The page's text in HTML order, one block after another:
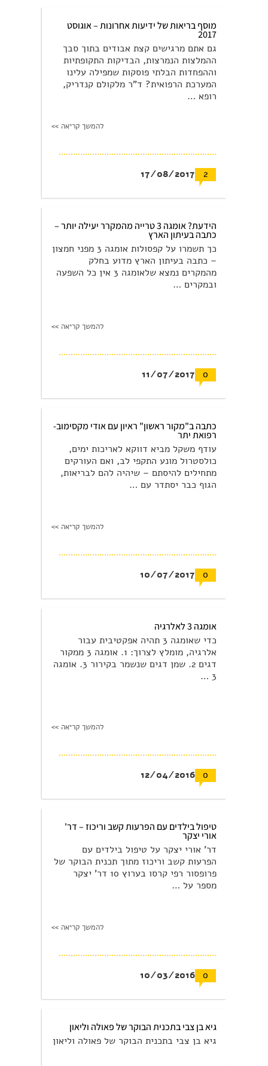
מוסף בריאות של ידיעות אחרונות – אוגוסט
2017
גם אתם מרגישים קצת אבודים בתוך סבך
ההמלצות הנמרצות, הבדיקות התקופתיות
וההפחדות הבלתי פוסקות שמפילה עלינו
המערכת הרפואית? ד"ר מלקולם קנדריק,
רופא …
להמשך קריאה >>
2
17/08/2017
הידעת? אומגה 3 טרייה מהמקרר יעילה יותר –
כתבה בעיתון הארץ
כך תשמרו על קפסולות אומגה 3 מפני חמצון
– כתבה בעיתון הארץ מדוע בחלק
מהמקרים נמצא שלאומגה 3 אין כל השפעה
ובמקרים …
להמשך קריאה >>
0
11/07/2017
כתבה ב"מקור ראשון" ראיון עם אודי מקסימוב-
רפואת יתר
עודף משקל מביא דווקא לאריכות ימים,
כולסטרול מונע התקפי לב, ואם העורקים
מתחילים להיסתם – שיהיה להם לבריאות,
הגוף כבר יסתדר עם …
להמשך קריאה >>
0
10/07/2017
אומגה 3 לאלרגיה
כדי שאומגה 3 תהיה אפקטיבית עבור
אלרגיה, מומלץ לצרוך: 1. אומגה 3 ממקור
דגים 2. שמן דגים שנשמר בקירור 3. אומגה
3 …
להמשך קריאה >>
0
12/04/2016
טיפול בילדים עם הפרעות קשב וריכוז – דר'
אורי יצקר
דר' אורי יצקר על טיפול בילדים עם
הפרעות קשב וריכוז מתוך תכנית הבוקר של
פרופסור רפי קרסו בערוץ 10 דר' יצקר
מספר על …
להמשך קריאה >>
0
10/03/2016
גיא בן צבי בתכנית הבוקר של פאולה וליאון
גיא בן צבי בתכנית הבוקר של פאולה וליאון